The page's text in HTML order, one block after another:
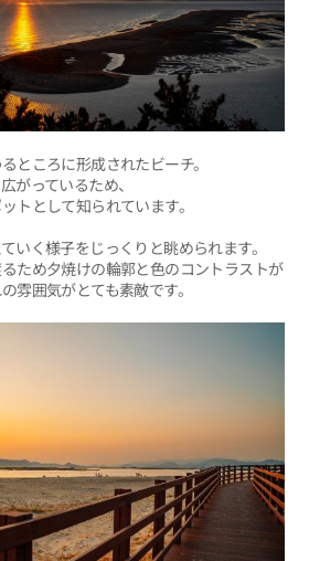
ところに形成されたビーチ。
がっているため、
トとして知られています。
いく様子をじっくりと眺められます。
ため夕焼けの輪郭と色のコントラストが
雰囲気がとても素敵です。